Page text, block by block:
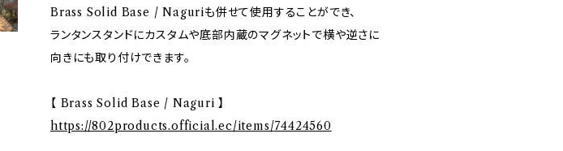
Brass Solid Base / Naguriも併せて使用することができ、
ランタンスタンドにカスタムや底部内蔵のマグネットで横や逆さに
向きにも取り付けできます。
【 Brass Solid Base / Naguri 】
https://802products.official.ec/items/74424560